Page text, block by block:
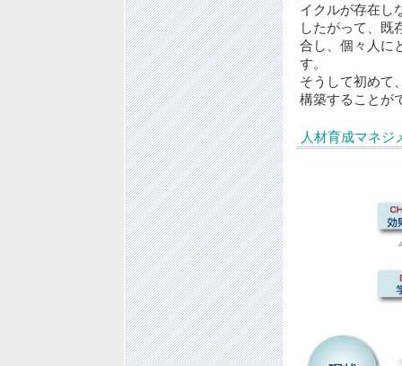
イクルが存在し
したがって、既
合し、個々人に
す。
そうして初めて
構築することが
人材育成マネジ